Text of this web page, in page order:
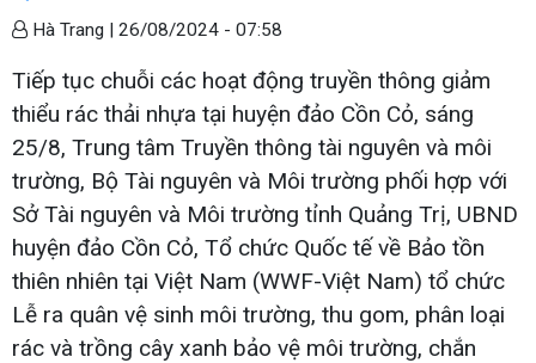
Hà Trang | 26/08/2024 - 07:58
Tiếp tục chuỗi các hoạt động truyền thông giảm
thiểu rác thải nhựa tại huyện đảo Cồn Cỏ, sáng
25/8, Trung tâm Truyền thông tài nguyên và môi
trường, Bộ Tài nguyên và Môi trường phối hợp với
Sở Tài nguyên và Môi trường tỉnh Quảng Trị, UBND
huyện đảo Cồn Cỏ, Tổ chức Quốc tế về Bảo tồn
thiên nhiên tại Việt Nam (WWF-Việt Nam) tổ chức
Lễ ra quân vệ sinh môi trường, thu gom, phân loại
rác và trồng cây xanh bảo vệ môi trường, chắn